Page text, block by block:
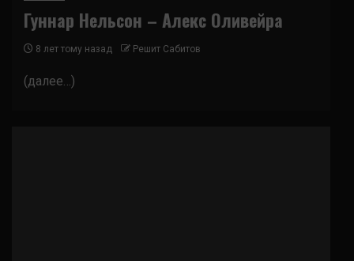
Гуннар Нельсон – Алекс Оливейра
8 лет тому назад Решит Сабитов
(далее…)